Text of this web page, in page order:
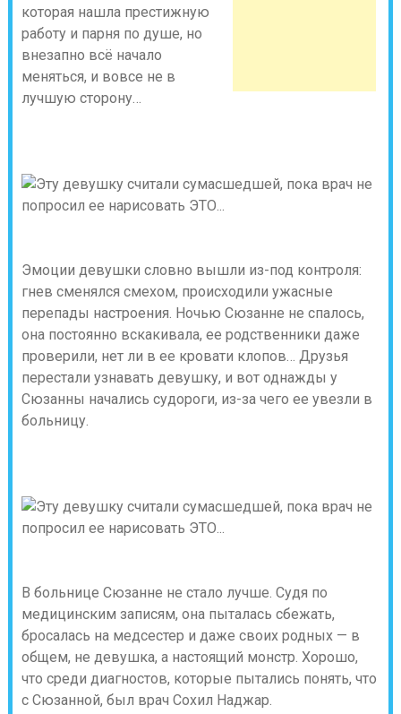
которая нашла престижную
работу и парня по душе, но
внезапно всё начало
меняться, и вовсе не в
лучшую сторону…
Эмоции девушки словно вышли из-под контроля:
гнев сменялся смехом, происходили ужасные
перепады настроения. Ночью Сюзанне не спалось,
она постоянно вскакивала, ее родственники даже
проверили, нет ли в ее кровати клопов… Друзья
перестали узнавать девушку, и вот однажды у
Сюзанны начались судороги, из-за чего ее увезли в
больницу.
В больнице Сюзанне не стало лучше. Судя по
медицинским записям, она пыталась сбежать,
бросалась на медсестер и даже своих родных — в
общем, не девушка, а настоящий монстр. Хорошо,
что среди диагностов, которые пытались понять, что
с Сюзанной, был врач Сохил Наджар.